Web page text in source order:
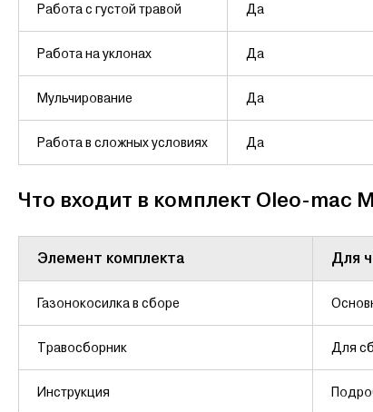
Работа с густой травой Да
Работа на уклонах Да
Мульчирование Да
Работа в сложных условиях Да
Что входит в комплект Oleo-mac
Элемент комплекта Для
Газонокосилка в сборе
Травосборник Для
Инструкция